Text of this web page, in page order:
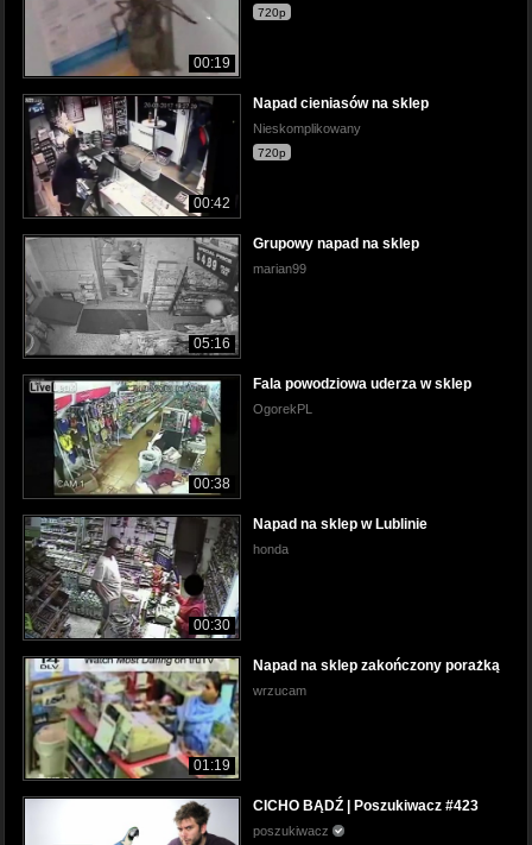
00:19
720p
00:42
Napad cieniasów na sklep
Nieskomplikowany
720p
05:16
Grupowy napad na sklep
marian99
00:38
Fala powodziowa uderza w sklep
OgorekPL
00:30
Napad na sklep w Lublinie
honda
01:19
Napad na sklep zakończony porażką
wrzucam
CICHO BĄDŹ | Poszukiwacz #423
poszukiwacz